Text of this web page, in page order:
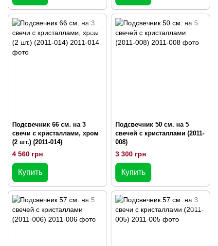
Подсвечник 66 см. на 3
свечи с кристаллами, хром
(2 шт.) (2011-014)
4 560 грн
Купить
Подсвечник 50 см. на 5
свечей с кристаллами (2011-
008)
3 300 грн
Купить